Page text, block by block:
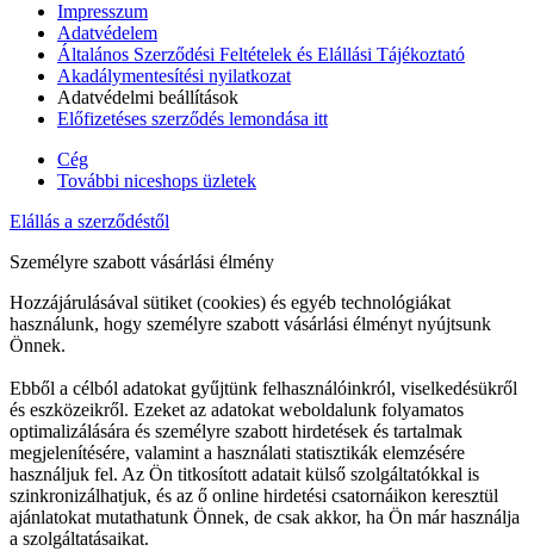
Impresszum
Adatvédelem
Általános Szerződési Feltételek és Elállási Tájékoztató
Akadálymentesítési nyilatkozat
Adatvédelmi beállítások
Előfizetéses szerződés lemondása itt
Cég
További niceshops üzletek
Elállás a szerződéstől
Személyre szabott vásárlási élmény
Hozzájárulásával sütiket (cookies) és egyéb technológiákat
használunk, hogy személyre szabott vásárlási élményt nyújtsunk
Önnek.
Ebből a célból adatokat gyűjtünk felhasználóinkról, viselkedésükről
és eszközeikről. Ezeket az adatokat weboldalunk folyamatos
optimalizálására és személyre szabott hirdetések és tartalmak
megjelenítésére, valamint a használati statisztikák elemzésére
használjuk fel. Az Ön titkosított adatait külső szolgáltatókkal is
szinkronizálhatjuk, és az ő online hirdetési csatornáikon keresztül
ajánlatokat mutathatunk Önnek, de csak akkor, ha Ön már használja
a szolgáltatásaikat.